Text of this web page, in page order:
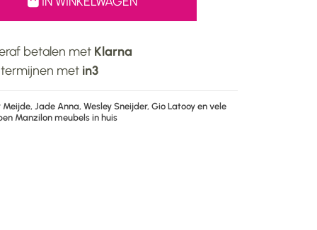
betalen met Klarna
termijnen met in3
Jade Anna, Wesley Sneijder, Gio Latooy en vele
Manzilon meubels in huis